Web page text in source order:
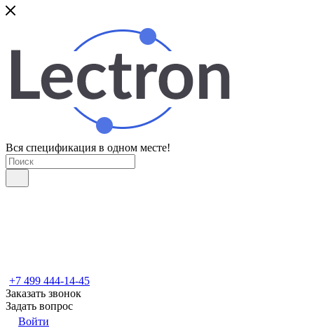
Вся спецификация в одном месте!
+7 499 444-14-45
Заказать звонок
Задать вопрос
Войти